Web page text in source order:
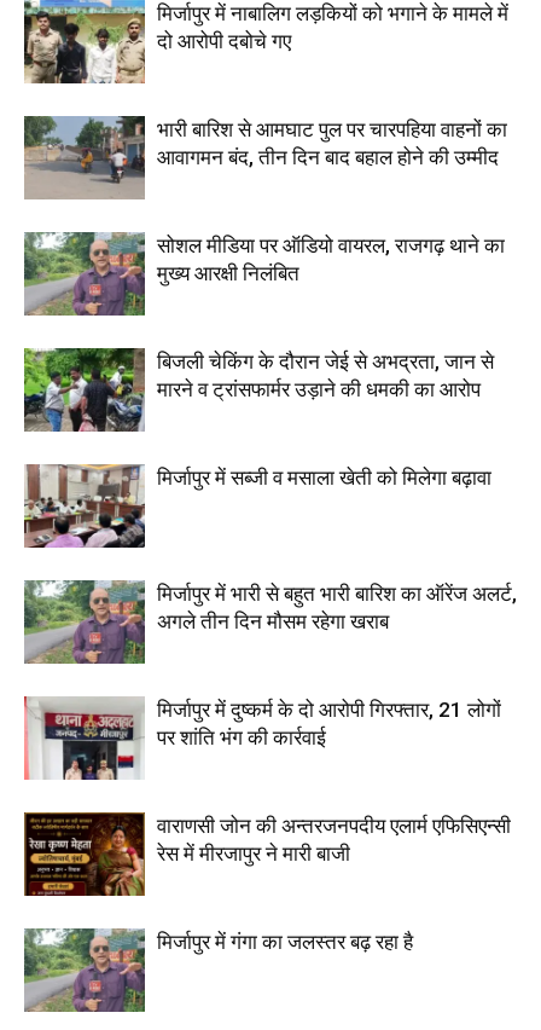
मिर्जापुर में नाबालिग लड़कियों को भगाने के मामले में
दो आरोपी दबोचे गए
भारी बारिश से आमघाट पुल पर चारपहिया वाहनों का
आवागमन बंद, तीन दिन बाद बहाल होने की उम्मीद
सोशल मीडिया पर ऑडियो वायरल, राजगढ़ थाने का
मुख्य आरक्षी निलंबित
बिजली चेकिंग के दौरान जेई से अभद्रता, जान से
मारने व ट्रांसफार्मर उड़ाने की धमकी का आरोप
मिर्जापुर में सब्जी व मसाला खेती को मिलेगा बढ़ावा
मिर्जापुर में भारी से बहुत भारी बारिश का ऑरेंज अलर्ट,
अगले तीन दिन मौसम रहेगा खराब
मिर्जापुर में दुष्कर्म के दो आरोपी गिरफ्तार, 21 लोगों
पर शांति भंग की कार्रवाई
वाराणसी जोन की अन्तरजनपदीय एलार्म एफिसिएन्सी
रेस में मीरजापुर ने मारी बाजी
मिर्जापुर में गंगा का जलस्तर बढ़ रहा है